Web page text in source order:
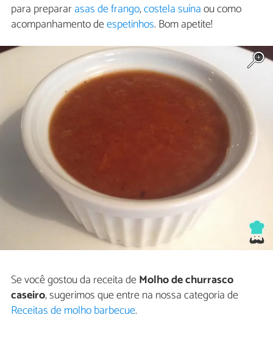
para prepararasas de frango,costela suínaou como
acompanhamento deespetinhos. Bom apetite!
Se você gostou da receita deMolho de churrasco
caseiro, sugerimos que entre na nossa categoria de
Receitas de molho barbecue.